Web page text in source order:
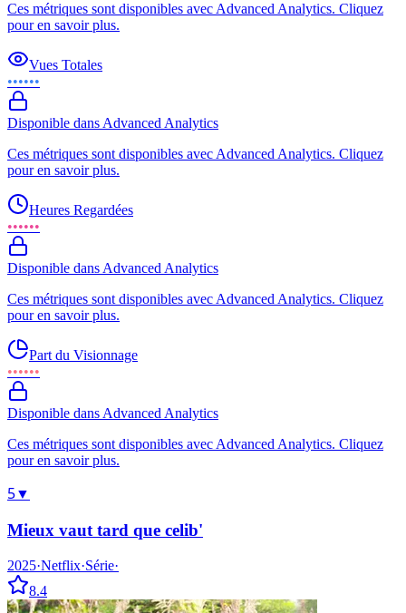
Ces métriques sont disponibles avec Advanced Analytics. Cliquez
pour en savoir plus.
Vues Totales
••••••
Disponible dans Advanced Analytics
Ces métriques sont disponibles avec Advanced Analytics. Cliquez
pour en savoir plus.
Heures Regardées
••••••
Disponible dans Advanced Analytics
Ces métriques sont disponibles avec Advanced Analytics. Cliquez
pour en savoir plus.
Part du Visionnage
••••••
Disponible dans Advanced Analytics
Ces métriques sont disponibles avec Advanced Analytics. Cliquez
pour en savoir plus.
5▼
Mieux vaut tard que celib'
2025·Netflix·Série·
8.4